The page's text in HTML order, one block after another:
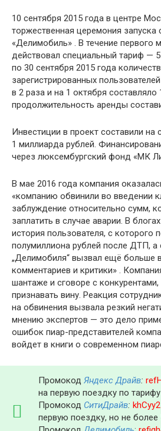
10 сентября 2015 года в центре
торжественная церемония запуска
«Делимобиль» . В течение первого
действовал специальный тариф —
по 30 сентября 2015 года
зарегистрированных
в 2 раза и на 1 октября составляло
продолжительность аренды
Инвестиции в проект составили на
1 миллиарда рублей.
через люксембургский фонд «МК
В мае 2016 года компания
«компанию обвинили во введении
заблуждение относительно сумм,
заплатить в случае аварии. В
история пользователя, с которого
полумиллиона рублей после ДТП, а
„Делимобиля“ вызвал ещё больше
комментариев и критики» .
шантаже и сговоре с
признавать вину. Реакция
на обвинения вызвала резкий
мнению экспертов — это дело
ошибок пиар-представителей
войдет в книги о современном
Промокод Яндекс Драйв:
на первую поездку по
Промокод СитиДрайв: khCyy2
первую поездку, но не более